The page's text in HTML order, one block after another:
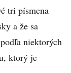
tri písmena
a že sa
niektorých
ktorý je